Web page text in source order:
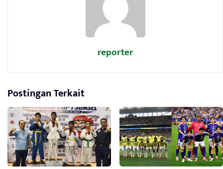
reporter
Postingan Terkait